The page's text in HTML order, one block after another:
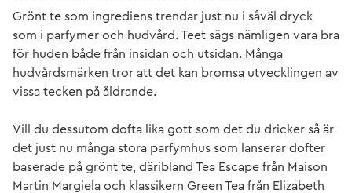
Grönt te som ingrediens trendar just nu i såväl dryck
som i parfymer och hudvård. Teet sägs nämligen vara bra
för huden både från insidan och utsidan. Många
hudvårdsmärken tror att det kan bromsa utvecklingen av
vissa tecken på åldrande.
Vill du dessutom dofta lika gott som det du dricker så är
det just nu många stora parfymhus som lanserar dofter
baserade på grönt te, däribland Tea Escape från Maison
Martin Margiela och klassikern Green Tea från Elizabeth